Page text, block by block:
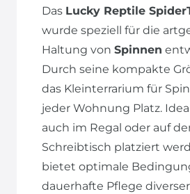
Das Lucky Reptile
wurde speziell für die
Haltung von Spinnen
Durch seine kompakte
das Kleinterrarium für
jeder Wohnung Platz.
auch im Regal oder auf
Schreibtisch platziert
bietet optimale
dauerhafte Pflege